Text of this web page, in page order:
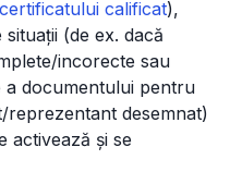
calificat),
(de ex. dacă
incorecte sau
a documentului pentru
reprezentant desemnat)
activează și se